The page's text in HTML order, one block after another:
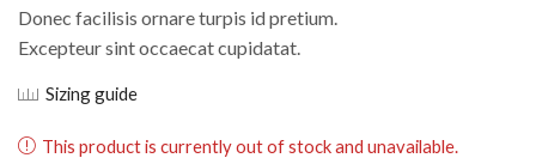
Donec facilisis ornare turpis id pretium.
Excepteur sint occaecat cupidatat.
Sizing guide
This product is currently out of stock and unavailable.